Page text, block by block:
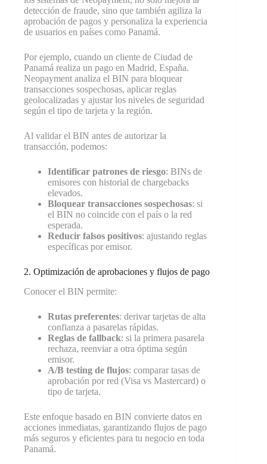
detección de fraude, sino que también agiliza la
aprobación de pagos y personaliza la experiencia
de usuarios en países como Panamá.
Por ejemplo, cuando un cliente de Ciudad de
Panamá realiza un pago en Madrid, España.
Neopayment analiza el BIN para bloquear
transacciones sospechosas, aplicar reglas
geolocalizadas y ajustar los niveles de seguridad
según el tipo de tarjeta y la región.
Al validar el BIN antes de autorizar la
transacción, podemos:
Identificar patrones de riesgo: BINs de
emisores con historial de chargebacks
elevados.
Bloquear transacciones sospechosas: si
el BIN no coincide con el país o la red
esperada.
Reducir falsos positivos: ajustando reglas
específicas por emisor.
2. Optimización de aprobaciones y flujos de pago
Conocer el BIN permite:
Rutas preferentes: derivar tarjetas de alta
confianza a pasarelas rápidas.
Reglas de fallback: si la primera pasarela
rechaza, reenviar a otra óptima según
emisor.
A/B testing de flujos: comparar tasas de
aprobación por red (Visa vs Mastercard) o
tipo de tarjeta.
Este enfoque basado en BIN convierte datos en
acciones inmediatas, garantizando flujos de pago
más seguros y eficientes para tu negocio en toda
Panamá.